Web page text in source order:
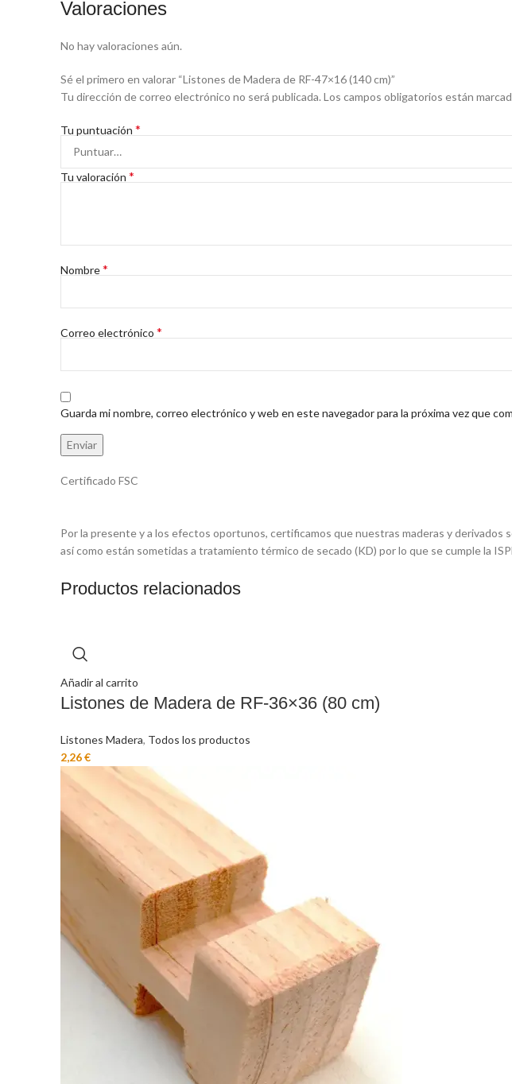
Valoraciones
No hay valoraciones aún.
Sé el primero en valorar “Listones de Madera de RF-47×16 (140 cm)”
Tu dirección de correo electrónico no será publicada. Los campos obligatorios están
Tu puntuación *
Tu valoración *
Nombre*
Correo electrónico *
Guarda mi nombre, correo electrónico y web en este navegador para la próxima vez que
Certificado FSC
Por la presente y a los efectos oportunos, certificamos que nuestras maderas y
así como están sometidas a tratamiento térmico de secado (KD) por lo que se cumple la
Productos relacionados
Añadir al carrito
Listones de Madera de RF-36×36 (80 cm)
Listones Madera, Todos los productos
€